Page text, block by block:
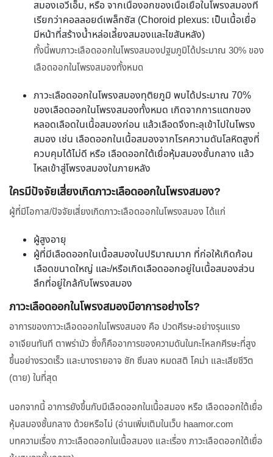
สมองเอวีเอ็ม, หรือ จากเนื้องอกของเนื้อเยื่อในโพรงสมองที่
เรียกว่าคอลลอยด์เพล็กซัส (Choroid plexus: เป็นเนื้อเยื่อ
มีหน้าที่สร้างน้ำหล่อเลี้ยงสมองและไขสันหลัง)
ทั้งนี้พบภาวะเลือดออกในโพรงสมองปฐมภูมิได้ประมาณ 30% ของ
เลือดออกในโพรงสมองทั้งหมด
ภาวะเลือดออกในโพรงสมองทุติยภูมิ พบได้ประมาณ 70%
ของเลือดออกในโพรงสมองทั้งหมด เกิดจากการแตกของ
หลอดเลือดในเนื้อสมองก่อน แล้วเลือดจึงทะลุเข้าไปในโพรง
สมอง เช่น เลือดออกในเนื้อสมองจากโรคความดันโลหิตสูงที่
ควบคุมได้ไม่ดี หรือ เลือดออกใต้เยื่อหุ้มสมองชั้นกลาง แล้ว
ไหลเข้าสู่โพรงสมองในภายหลัง
ใครมีปัจจัยเสี่ยงเกิดภาวะเลือดออกในโพรงสมอง?
ผู้ที่มีโอกาส/ปัจจัยเสี่ยงเกิดภาวะเลือดออกในโพรงสมอง ได้แก่
ผู้สูงอายุ
ผู้ที่มีเลือดออกในเนื้อสมองในปริมาณมาก ที่ก่อให้เกิดก้อน
เลือดขนาดใหญ่ และ/หรือเกิดเลือดออกอยู่ในเนื้อสมองส่วน
ลึกที่อยู่ใกล้กับโพรงสมอง
ภาวะเลือดออกในโพรงสมองมีอาการอย่างไร?
อาการของภาวะเลือดออกในโพรงสมอง คือ ปวดศีรษะอย่างรุนแรง
อาเจียนทันที ตาพร่ามัว ซึ่งก็คืออาการของความดันในกะโหลกศีรษะที่สูง
ขึ้นอย่างรวดเร็ว และบางรายอาจ ชัก ซึมลง หมดสติ โคม่า และเสียชีวิต
(ตาย) ในที่สุด
นอกจากนี้ อาการยังขึ้นกับมีเลือดออกในเนื้อสมอง หรือ เลือดออกใต้เยื่อ
หุ้มสมองชั้นกลาง ด้วยหรือไม่ (อ่านเพิ่มเติมในเว็บ haamor.com
บทความเรื่อง ภาวะเลือดออกในเนื้อสมอง และเรื่อง ภาวะเลือดออกใต้เยื่อ